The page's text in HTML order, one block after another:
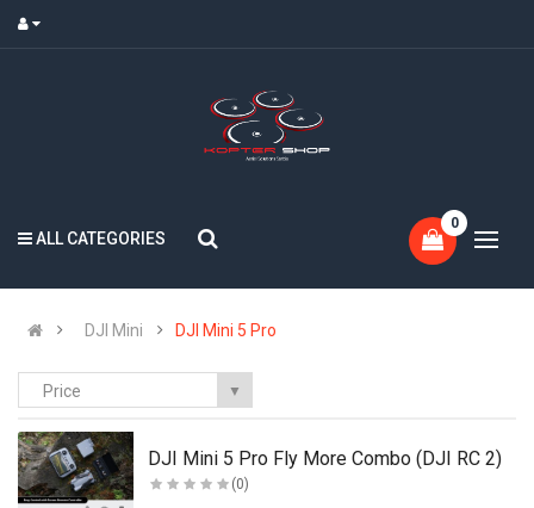
ALL CATEGORIES
0
DJI Mini DJI Mini 5 Pro
Price ▼
DJI Mini 5 Pro Fly More Combo (DJI RC 2)
(0)